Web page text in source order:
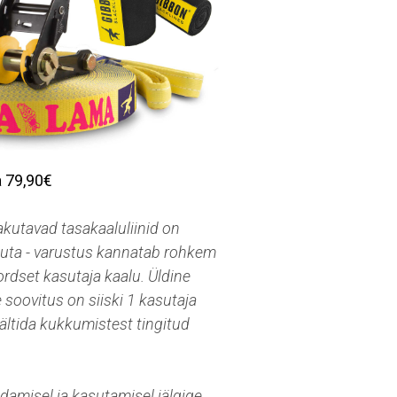
79,90€
tasakaaluliinid on
- varustus kannatab rohkem
kasutaja kaalu. Üldine
soovitus on siiski 1 kasutaja
kukkumistest tingitud